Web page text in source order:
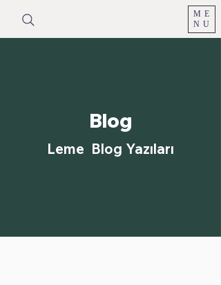
ME
NU
Blog
Leme Blog Yazıları